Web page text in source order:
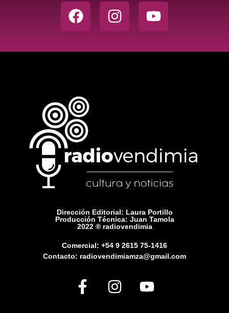
Dirección Editorial: Laura Portillo
Producción Técnica: Juan Tamola
2022 ® radiovendimia
Comercial: +54 9 2615 75-1416
Contacto: radiovendimiamza@gmail.com